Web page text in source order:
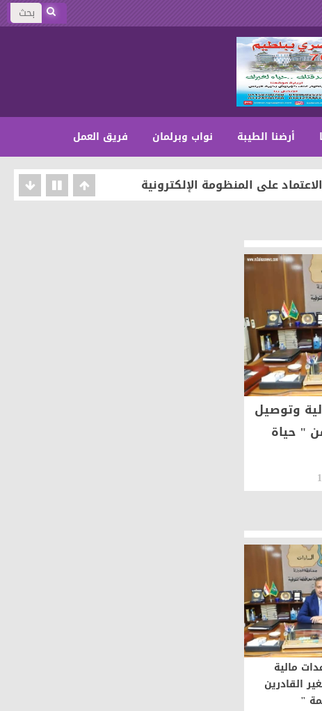
أرضنا الطيبة نواب وبرلمان فريق العمل
على المنظومة الإلكترونية
على المنظومة الإلكترونية
وتوصيل
" حياة
مالية
القادرين
"